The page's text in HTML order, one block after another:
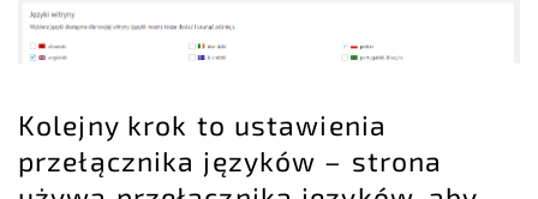
Kolejny krok to ustawienia
przełącznika języków – strona